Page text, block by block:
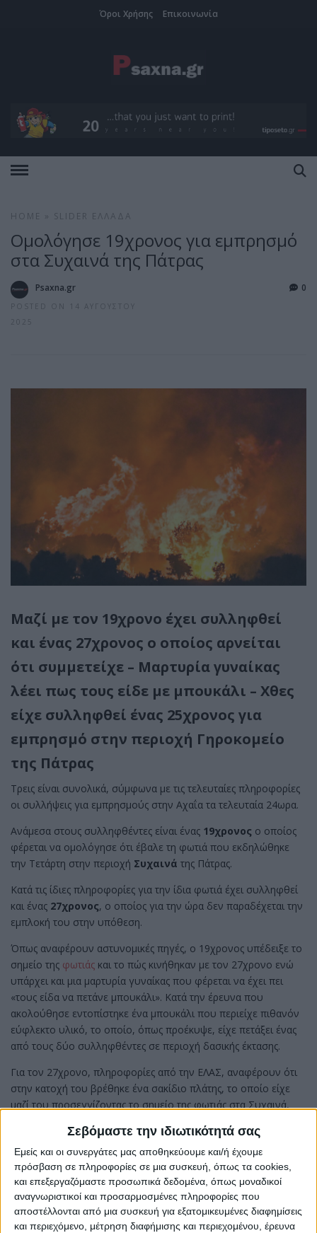
Σεβόμαστε την ιδιωτικότητά σας
Εμείς και οι συνεργάτες μας αποθηκεύουμε και/ή έχουμε
πρόσβαση σε πληροφορίες σε μια συσκευή, όπως τα cookies,
και επεξεργαζόμαστε προσωπικά δεδομένα, όπως μοναδικοί
αναγνωριστικοί και προσαρμοσμένες πληροφορίες που
αποστέλλονται από μια συσκευή για εξατομικευμένες διαφημίσεις
και περιεχόμενο, μέτρηση διαφήμισης και περιεχομένου, έρευνα
Όροι Χρήσης Επικοινωνία
HOME SLIDER ΕΛΛΆΔΑ
Ομολόγησε 19χρονος για εμπρησμό
στα Συχαινά της Πάτρας
Psaxna.gr
POSTED ON 14 ΑΥΓΟΎΣΤΟΥ
2025
0
Μαζί με τον 19χρονο έχει συλληφθεί
και ένας 27χρονος ο οποίος αρνείται
ότι συμμετείχε – Μαρτυρία γυναίκας
λέει πως τους είδε με μπουκάλι – Χθες
είχε συλληφθεί ένας 25χρονος για
εμπρησμό στην περιοχή Γηροκομείο
της Πάτρας
Τρεις είναι συνολικά, σύμφωνα με τις τελευταίες πληροφορίες
οι συλλήψεις για εμπρησμούς στην Αχαΐα τα τελευταία 24ωρα.
Ανάμεσα στους συλληφθέντες είναι ένας 19χρονος ο οποίος
φέρεται να ομολόγησε ότι έβαλε τη φωτιά που εκδηλώθηκε
την Τετάρτη στην περιοχή Συχαινά της Πάτρας.
Κατά τις ίδιες πληροφορίες για την ίδια φωτιά έχει συλληφθεί
και ένας 27χρονος, ο οποίος για την ώρα δεν παραδέχεται την
εμπλοκή του στην υπόθεση.
Όπως αναφέρουν αστυνομικές πηγές, ο 19χρονος υπέδειξε το
σημείο της φωτιάς και το πώς κινήθηκαν με τον 27χρονο ενώ
υπάρχει και μια μαρτυρία γυναίκας που φέρεται να έχει πει
«τους είδα να πετάνε μπουκάλι». Κατά την έρευνα που
ακολούθησε εντοπίστηκε ένα μπουκάλι που περιείχε πιθανόν
εύφλεκτο υλικό, το οποίο, όπως προέκυψε, είχε πετάξει ένας
από τους δύο συλληφθέντες σε περιοχή δασικής έκτασης.
Για τον 27χρονο, πληροφορίες από την ΕΛΑΣ, αναφέρουν ότι
στην κατοχή του βρέθηκε ένα σακίδιο πλάτης, το οποίο είχε
μαζί του προσεγγίζοντας το σημείο της φωτιάς στα Συχαινά,
Το βράδυ της Τετάρτης είχε εντοπιστεί από αστυνομικούς
της Ασφάλειας Πατρώντο δίκυκλο με τα δύο νεαρά άτομα
που τελικά συνελήφθησαν και σήμερα αναμένεται να
οδηγηθούν στον ειασγγελέα.